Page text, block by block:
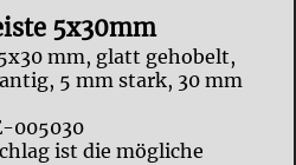
5x30mm
mm, glatt gehobelt,
5 mm stark, 30 mm
005030
ist die mögliche